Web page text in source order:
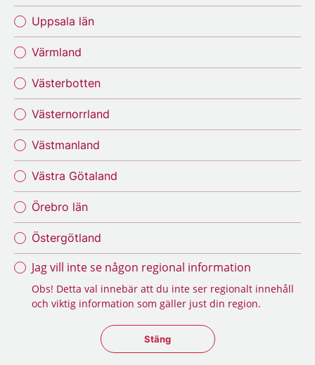
Uppsala län
Värmland
Västerbotten
Västernorrland
Västmanland
Västra Götaland
Örebro län
Östergötland
Jag vill inte se någon regional information
Obs! Detta val innebär att du inte ser regionalt innehåll
och viktig information som gäller just din region.
Stäng regionsväljaren
Stäng